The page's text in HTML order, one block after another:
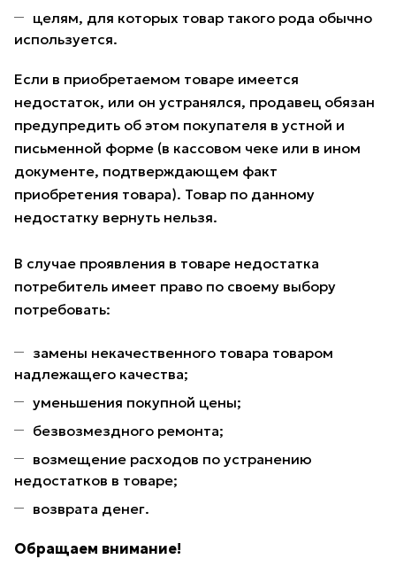
целям, для которых товар такого рода обычно
используется.
Если в приобретаемом товаре имеется
недостаток, или он устранялся, продавец обязан
предупредить об этом покупателя в устной и
письменной форме (в кассовом чеке или в ином
документе, подтверждающем факт
приобретения товара). Товар по данному
недостатку вернуть нельзя.
В случае проявления в товаре недостатка
потребитель имеет право по своему выбору
потребовать:
замены некачественного товара товаром
надлежащего качества;
уменьшения покупной цены;
безвозмездного ремонта;
возмещение расходов по устранению
недостатков в товаре;
возврата денег.
Обращаем внимание!